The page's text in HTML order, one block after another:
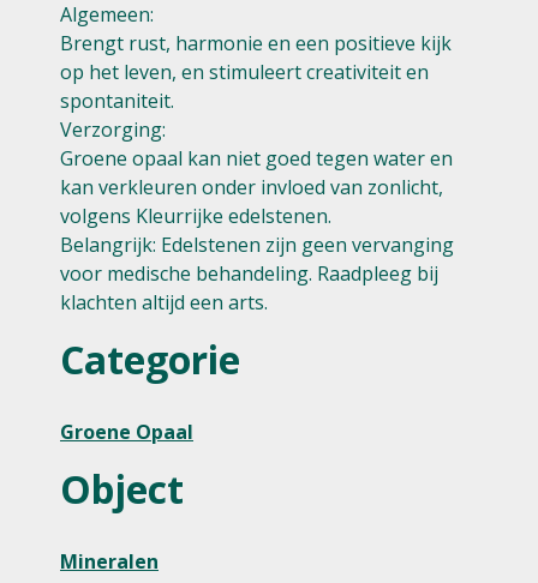
Algemeen:
Brengt rust, harmonie en een positieve kijk
op het leven, en stimuleert creativiteit en
spontaniteit.
Verzorging:
Groene opaal kan niet goed tegen water en
kan verkleuren onder invloed van zonlicht,
volgens Kleurrijke edelstenen.
Belangrijk: Edelstenen zijn geen vervanging
voor medische behandeling. Raadpleeg bij
klachten altijd een arts.
Categorie
Groene Opaal
Object
Mineralen